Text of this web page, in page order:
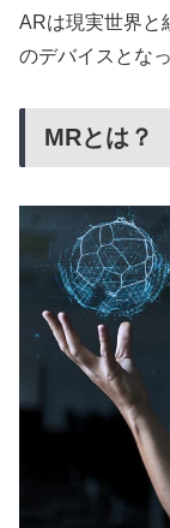
ARは現実世界と
のデバイスとな
MRとは？